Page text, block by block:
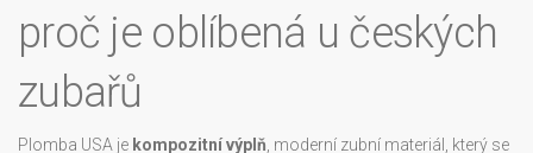
proč je oblíbená u českých
zubařů
Plomba USA je kompozitní výplň moderní zubní materiál, který se